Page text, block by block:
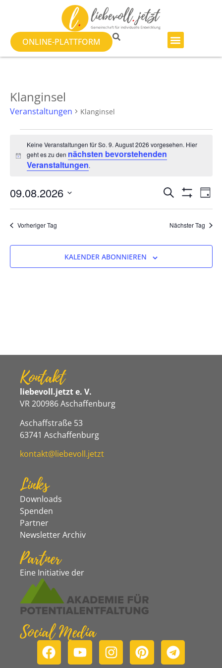
ONLINE-PLATTFORM
Klanginsel
Veranstaltungen Klanginsel
Hinweis
Keine Veranstaltungen für So. 9. August 2026 vorgesehen. Hier
geht es zu den nächsten bevorstehenden
Veranstaltungen.
Suche
und
SUCHE TAG
09.08.2026
wählen.
Vorheriger Tag Nächster Tag
KALENDER ABONNIEREN
Kontakt
liebevoll.jetzt e. V.
VR 200986 Aschaffenburg
Aschaffstraße 53
63741 Aschaffenburg
kontakt@liebevoll.jetzt
Links
Downloads
Spenden
Partner
Newsletter Archiv
Partner
Eine Initiative der
Social Media